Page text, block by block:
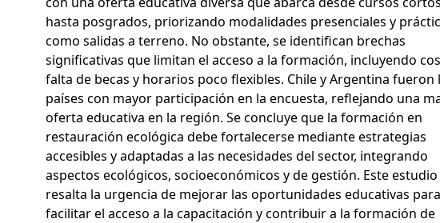
hasta posgrados, priorizando modalidades presenciales y
como salidas a terreno. No obstante, se identifican brechas
significativas que limitan el acceso a la formación, incluyendo
falta de becas y horarios poco flexibles. Chile y Argentina fueron
países con mayor participación en la encuesta, reflejando una
oferta educativa en la región. Se concluye que la formación en
restauración ecológica debe fortalecerse mediante estrategias
accesibles y adaptadas a las necesidades del sector, integrando
aspectos ecológicos, socioeconómicos y de gestión. Este estudio
resalta la urgencia de mejorar las oportunidades educativas para
facilitar el acceso a la capacitación y contribuir a la formación de